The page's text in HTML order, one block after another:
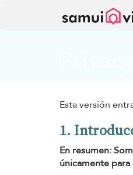
Esta versión
1.
En resumen:
únicamente
Panel de gestión de cookies